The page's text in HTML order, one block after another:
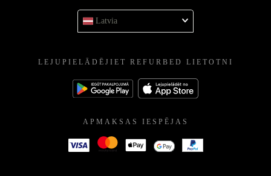
Latvia
LEJUPIELĀDĒJIET REFURBED LIETOTNI
APMAKSAS IESPĒJAS